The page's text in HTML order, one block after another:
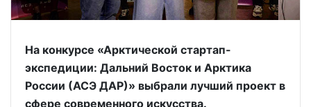
На конкурсе «Арктической стартап-
экспедиции: Дальний Восток и Арктика
России (АСЭ ДАР)» выбрали лучший проект в
сфере современного искусства.